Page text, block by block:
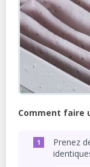
Comment faire
Prenez